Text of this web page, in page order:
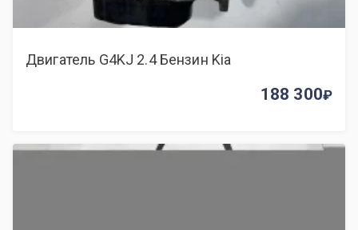
Двигатель G4KJ 2.4 Бензин Kia
188 300